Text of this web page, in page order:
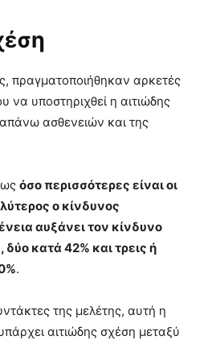
πραγματοποιήθηκαν αρκετές
να υποστηριχθεί η αιτιώδης
ασθενειών και της
όσο περισσότερες είναι οι
ο κίνδυνος
αυξάνει τον κίνδυνο
κατά 42% και τρεις ή
.
της μελέτης, αυτή η
αιτιώδης σχέση μεταξύ